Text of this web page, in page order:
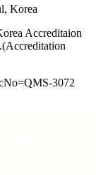
Korea
Accreditaion
3072